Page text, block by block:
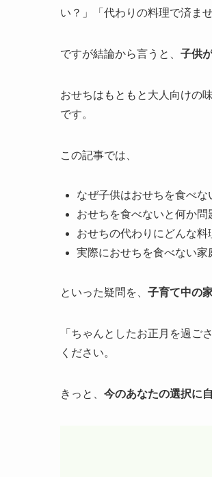
い？」「代わりの料理で済ま
ですが結論から言うと、 子供
おせちはもともと大人向けの
です。
この記事では、
なぜ子供はおせちを食べな
おせちを食べないと何か問
おせちの代わりにどんな
実際におせちを食べない
といった疑問を、 子育て中の
「ちゃんとしたお正月を過ご
ください。
きっと、 今のあなたの選択に